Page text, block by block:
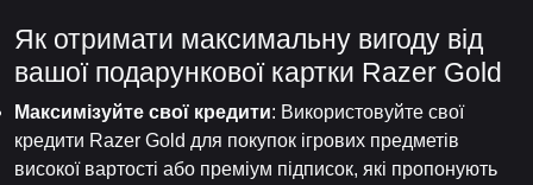
Як отримати максимальну вигоду від
вашої подарункової картки Razer Gold
Максимізуйте свої кредити: Використовуйте свої
кредити Razer Gold для покупок ігрових предметів
високої вартості або преміум підписок, які пропонують